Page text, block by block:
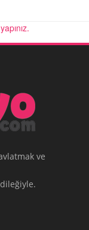
ve